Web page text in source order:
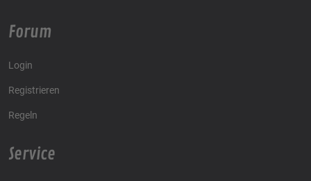
Forum
Login
Registrieren
Regeln
Service